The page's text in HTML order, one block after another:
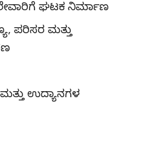
ಘಟಕ‌ ನಿರ್ಮಾಣ
ಪರಿಸರ ಮತ್ತು
ಉದ್ಯಾನಗಳ